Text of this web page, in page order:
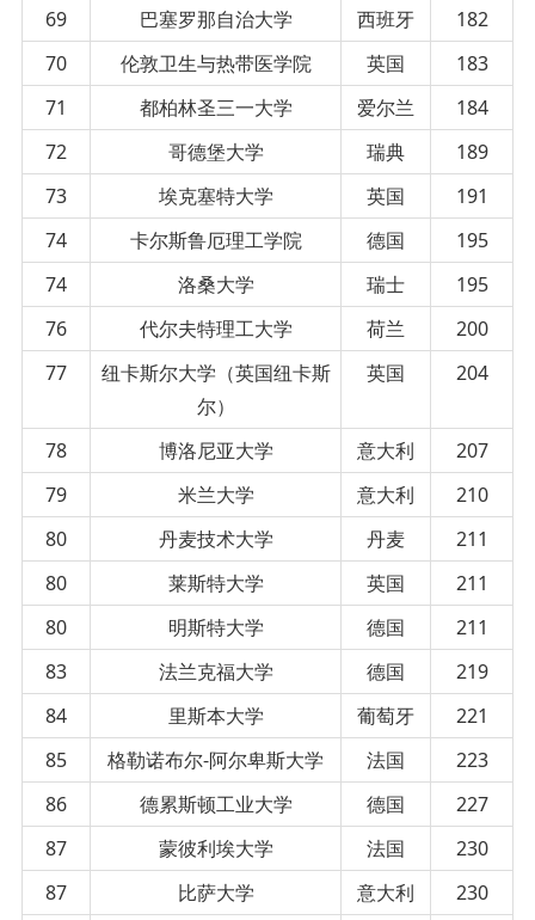
69
巴塞罗那自治大学 西班牙
182
70
伦敦卫生与热带医学院 英国
183
71
都柏林圣三一大学 爱尔兰
184
72
哥德堡大学 瑞典
189
73
埃克塞特大学 英国
191
74
卡尔斯鲁厄理工学院 德国
195
74
洛桑大学 瑞士
195
76
代尔夫特理工大学 荷兰
200
77
纽卡斯尔大学（英国纽卡斯
尔）
英国 204
78 博洛尼亚大学 意大利
207
79
米兰大学 意大利
210
80
丹麦技术大学 丹麦
211
80
莱斯特大学 英国
211
80
明斯特大学 德国
211
83
法兰克福大学 德国
219
84
里斯本大学 葡萄牙
221
85
格勒诺布尔-阿尔卑斯大学 法国
223
86
德累斯顿工业大学 德国
227
87
蒙彼利埃大学 法国
230
87
比萨大学 意大利
230